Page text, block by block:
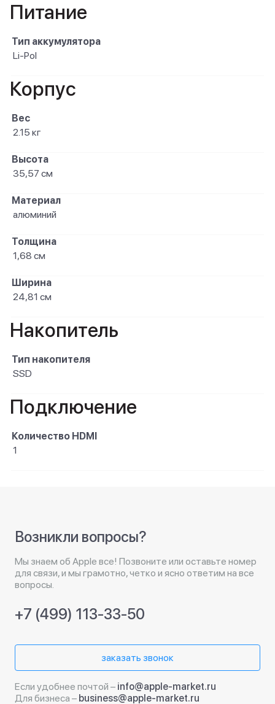
Питание
Тип аккумулятора
Li-Pol
Корпус
Вес
2.15 кг
Высота
35,57 см
Материал
алюминий
Толщина
1,68 см
Ширина
24,81 см
Накопитель
Тип накопителя
SSD
Подключение
Количество HDMI
1
Возникли вопросы?
Мы знаем об Apple все! Позвоните или оставьте номер
для связи, и мы грамотно, четко и ясно ответим на все
вопросы.
+7 (499) 113-33-50
заказать звонок
Если удобнее почтой – info@apple-market.ru
Для бизнеса – business@apple-market.ru